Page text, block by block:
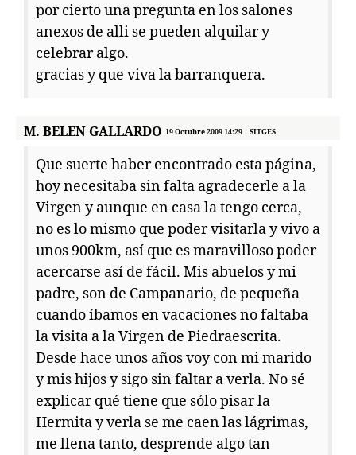
por cierto una pregunta en los salones
anexos de alli se pueden alquilar y
celebrar algo.
gracias y que viva la barranquera.
M. BELEN GALLARDO 19 Octubre 2009 14:29 | SITGES
Que suerte haber encontrado esta página,
hoy necesitaba sin falta agradecerle a la
Virgen y aunque en casa la tengo cerca,
no es lo mismo que poder visitarla y vivo a
unos 900km, así que es maravilloso poder
acercarse así de fácil. Mis abuelos y mi
padre, son de Campanario, de pequeña
cuando íbamos en vacaciones no faltaba
la visita a la Virgen de Piedraescrita.
Desde hace unos años voy con mi marido
y mis hijos y sigo sin faltar a verla. No sé
explicar qué tiene que sólo pisar la
Hermita y verla se me caen las lágrimas,
me llena tanto, desprende algo tan